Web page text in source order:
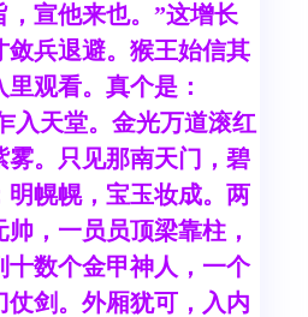
，宣他来也。”这增长
敛兵退避。猴王始信其
观看。真个是：
天堂。金光万道滚红
雾。只见那南天门，碧
明幌幌，宝玉妆成。两
，一员员顶梁靠柱，
十数个金甲神人，一个
仗剑。外厢犹可，入内